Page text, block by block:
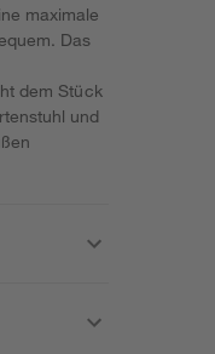
maximale
Das
dem Stück
und